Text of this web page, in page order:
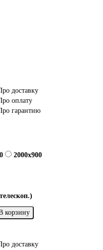
доставку
оплату
гарантию
2000x900
корзину
доставку